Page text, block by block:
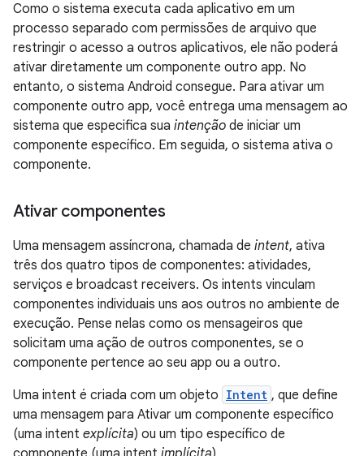
Como o sistema executa cada aplicativo em um
processo separado com permissões de arquivo que
restringir o acesso a outros aplicativos, ele não poderá
ativar diretamente um componente outro app. No
entanto, o sistema Android consegue. Para ativar um
componente outro app, você entrega uma mensagem ao
sistema que especifica sua intenção de iniciar um
componente específico. Em seguida, o sistema ativa o
componente.
Ativar componentes
Uma mensagem assíncrona, chamada de intent, ativa
três dos quatro tipos de componentes: atividades,
serviços e broadcast receivers. Os intents vinculam
componentes individuais uns aos outros no ambiente de
execução. Pense nelas como os mensageiros que
solicitam uma ação de outros componentes, se o
componente pertence ao seu app ou a outro.
Uma intent é criada com um objeto Intent , que define
uma mensagem para Ativar um componente específico
(uma intent explícita) ou um tipo específico de